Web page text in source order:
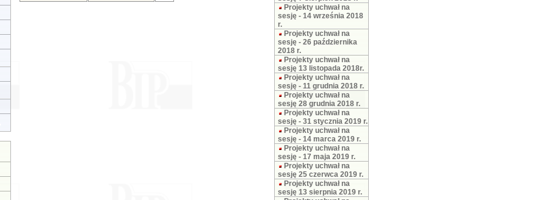
Projekty uchwał na
sesję - 14 września 2018
r.
Projekty uchwał na
sesję - 26 października
2018 r.
Projekty uchwał na
sesję 13 listopada 2018r.
Projekty uchwał na
sesję - 11 grudnia 2018 r.
Projekty uchwał na
sesję 28 grudnia 2018 r.
Projekty uchwał na
sesję - 31 stycznia 2019 r.
Projekty uchwał na
sesję - 14 marca 2019 r.
Projekty uchwał na
sesję - 17 maja 2019 r.
Projekty uchwał na
sesję 25 czerwca 2019 r.
Projekty uchwał na
sesję 13 sierpnia 2019 r.